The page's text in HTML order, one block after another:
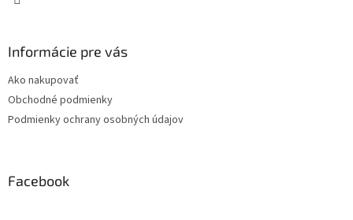
Informácie pre vás
Ako nakupovať
Obchodné podmienky
Podmienky ochrany osobných údajov
Facebook